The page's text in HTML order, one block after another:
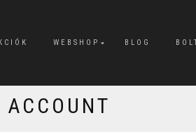
WEBSHOP BLOG
ACCOUNT